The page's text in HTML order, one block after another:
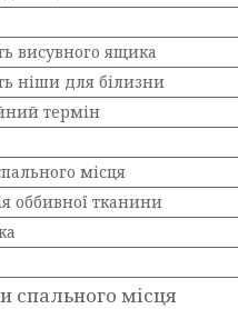
висувного ящика
ніши для білизни
термін
місця
оббивної тканини
спального місця